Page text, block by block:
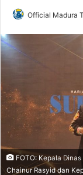
Official Madura
FOTO: Kepala
Chainur Rasyid dan